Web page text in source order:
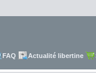
FAQ Actualité libertine